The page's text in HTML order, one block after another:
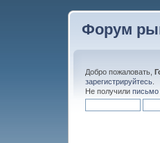
Форум
Добро пожаловать,
зарегистрируйтесь
Не получили письмо